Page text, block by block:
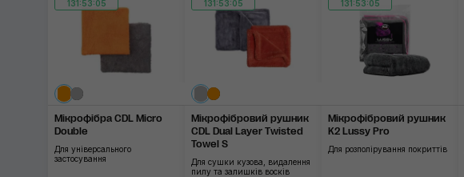
131:53:04
Мікрофібра CDL Micro
Double
Для універсального
застосування
131:53:04
Мікрофібровий рушник
CDL Dual Layer Twisted
Towel S
Для сушки кузова, видалення
пилу та залишків восків
131:53:04
Мікрофібровий рушник
K2 Lussy Pro
Для розполірування покриттів